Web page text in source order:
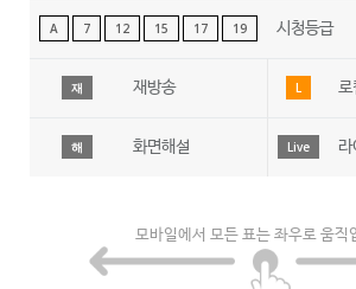
A 7 12 15 17 19 시청등급
재 재방송 L 로
해 화면해설 Live
모바일에서 모든 표는 좌우로 움직